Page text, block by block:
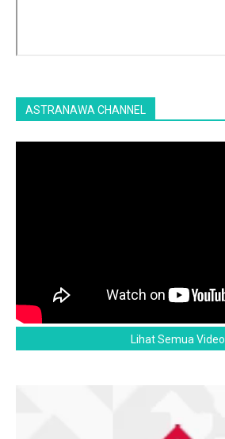
ASTRANAWA CHANNEL
Lihat Semua Video